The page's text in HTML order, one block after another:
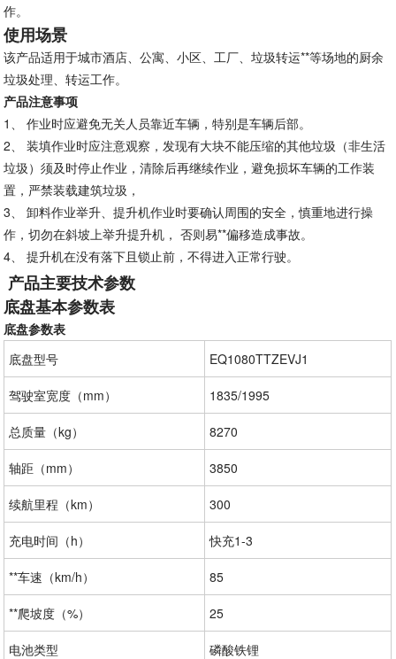
作。
使用场景
该产品适用于城市酒店、公寓、小区、工厂、垃圾转运**等场地的厨余
垃圾处理、转运工作。
产品注意事项
1、 作业时应避免无关人员靠近车辆，特别是车辆后部。
2、 装填作业时应注意观察，发现有大块不能压缩的其他垃圾（非生活
垃圾）须及时停止作业，清除后再继续作业，避免损坏车辆的工作装
置，严禁装载建筑垃圾，
3、 卸料作业举升、提升机作业时要确认周围的安全，慎重地进行操
作，切勿在斜坡上举升提升机， 否则易**偏移造成事故。
4、 提升机在没有落下且锁止前，不得进入正常行驶。
产品主要技术参数
底盘基本参数表
底盘参数表
底盘型号
EQ1080TTZEVJ1
驾驶室宽度（mm） 1835/1995
总质量（kg） 8270
轴距（mm） 3850
续航里程（km） 300
充电时间（h） 快充1-3
**车速（km/h） 85
**爬坡度（%） 25
电池类型 磷酸铁锂